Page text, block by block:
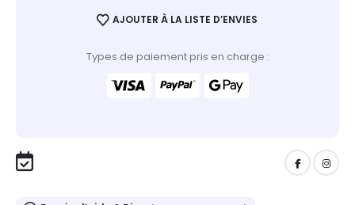
AJOUTER À LA LISTE D’ENVIES
Types de paiement pris en charge :